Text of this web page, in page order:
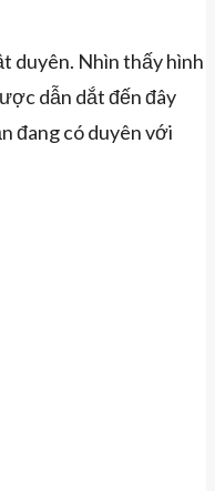
duyên. Nhìn thấy hình
dẫn dắt đến đây
đang có duyên với